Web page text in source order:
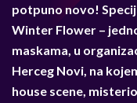
potpuno novo!
Winter Flower –
maskama, u
Herceg Novi, na
house scene,